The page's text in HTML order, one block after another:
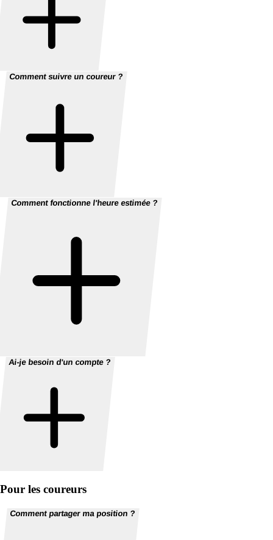
Comment suivre un coureur ?
Comment fonctionne l'heure estimée ?
Ai-je besoin d'un compte ?
Pour les coureurs
Comment partager ma position ?